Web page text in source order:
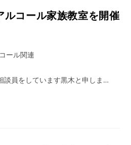
ルコール家族教室を開催
ール関連
談員をしています黒木と申しま…